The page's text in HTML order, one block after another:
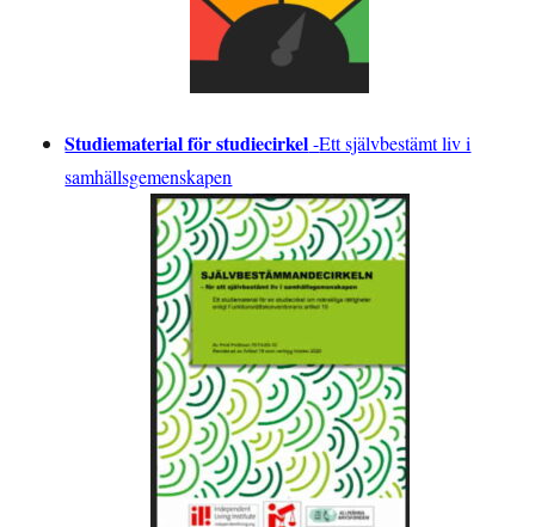
Studiematerial för studiecirkel-Ett självbestämt liv i
samhällsgemenskapen